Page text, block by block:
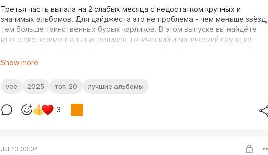
Третья часть выпала на 2 слабых месяца с недостатком крупных и
значимых альбомов. Для дайджеста это не проблема - чем меньше звёзд,
тем больше таинственных бурых карликов. В этом выпуске вы найдёте
много экспериментальных релизов, готический и магический саунд из
многообразие: от death metal до инди-фолка. Без малого 1600 альбомов
15.The Wants - Bastard
Spotify/Apple Music
Открывает дайджест крайне любопытный альбом - низкий в плане
Show more
vee 2025 топ-20 лучшие альбомы
3
Jul 13 03:04